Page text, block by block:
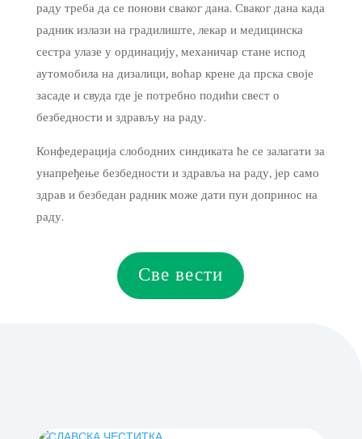
раду треба да се понови сваког дана. Сваког дана када
радник излази на градилиште, лекар и медицинска
сестра улазе у ординацију, механичар стане испод
аутомобила на дизалици, воћар крене да прска своје
засаде и свуда где је потребно подићи свест о
безбедности и здрављу на раду.
Конфедерација слободних синдиката ће се залагати за
унапређење безбедности и здравља на раду, јер само
здрав и безбедан радник може дати пун допринос на
раду.
Све вести